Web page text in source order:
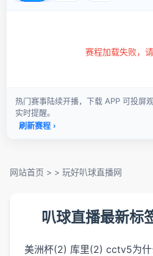
网站首页 > > 玩好叭球直播网
叭球直播最新标
美洲杯(2) 库里(2) cctv5为